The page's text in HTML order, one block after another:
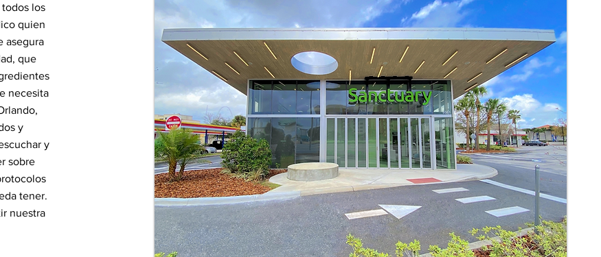
los
quien
asegura
que
necesita
y
y
sobre
tener.
nuestra